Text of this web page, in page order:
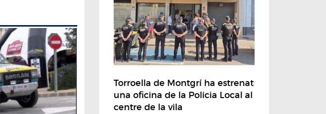
Torroella de Montgrí ha estrenat
una oficina de la Policia Local al
centre de la vila